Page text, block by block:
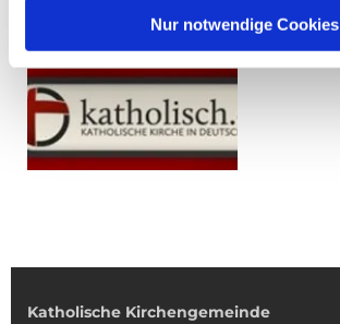
Nur notwendige Cookies
Katholische Kirchengemeinde